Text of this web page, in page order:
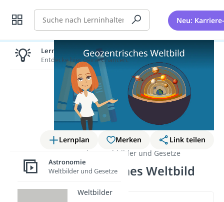
Suche Neu:
Lernplan Merken
Link teilen
Astronomie
Weltbilder und Gesetze
Geozentrisches Weltbild
Lernen lohnt sich!
Entdecke hier deine Chancen.
Astronomie
Weltbilder und Gesetze
Weltbilder